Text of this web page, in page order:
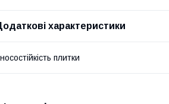
характеристики
плитки